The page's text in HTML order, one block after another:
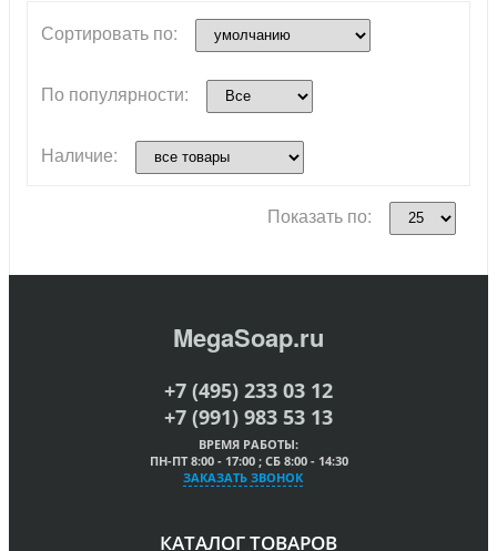
Сортировать по:
По популярности:
Наличие:
Показать по:
MegaSoap.ru
+7 (495) 233 03 12
+7 (991) 983 53 13
ВРЕМЯ РАБОТЫ:
ПН-ПТ 8:00 - 17:00 ; СБ 8:00 - 14:30
ЗАКАЗАТЬ ЗВОНОК
КАТАЛОГ ТОВАРОВ